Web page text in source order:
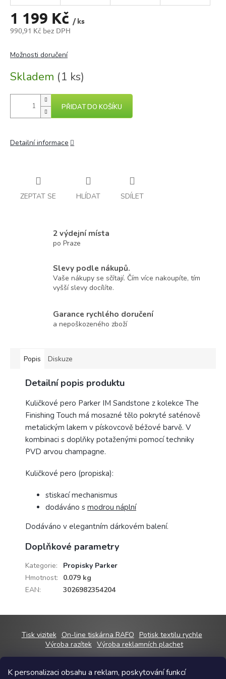
K personalizaci obsahu a reklam, poskytování funkcí
1 199 Kč / ks
990,91 Kč bez DPH
cena:
Skladem (1 ks)
Možnosti doručení
PŘIDAT DO KOŠÍKU
Detailní informace
ZEPTAT SE HLÍDAT SDÍLET
2 výdejní místa
po Praze
Slevy podle nákupů.
Vaše nákupy se sčítají. Čím více nakoupíte, tím
vyšší slevy docílíte.
Garance rychlého doručení
a nepoškozeného zboží
Popis Diskuze
Detailní popis produktu
Kuličkové pero Parker IM Sandstone z kolekce The
Finishing Touch má mosazné tělo pokryté saténově
metalickým lakem v pískovcově béžové barvě. V
kombinaci s doplňky potaženými pomocí techniky
PVD arvou champagne.
Kuličkové pero (propiska):
stiskací mechanismus
dodáváno s modrou náplní
Dodáváno v elegantním dárkovém balení.
Doplňkové parametry
Kategorie:
Propisky Parker
Hmotnost:
0.079 kg
EAN: 3026982354204
p
Tisk vizitek On-line tiskárna RAFO Potisk textilu rychle
Výroba razítek Výroba reklamních plachet